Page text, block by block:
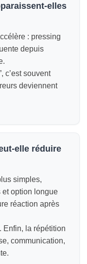
elles
: pressing
depuis
c’est souvent
deviennent
elle réduire
simples,
option longue
réaction après
Enfin, la répétition
communication,